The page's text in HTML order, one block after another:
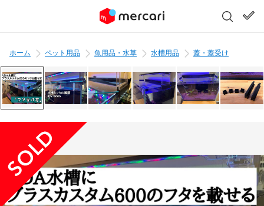
ホーム ペット用品 魚用品・水草 水槽用品 蓋・蓋受け